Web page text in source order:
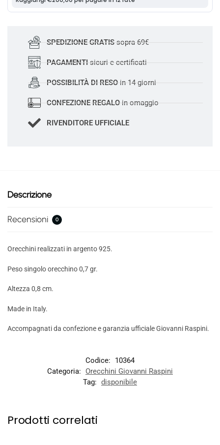
SPEDIZIONE GRATISsopra 69€
PAGAMENTI sicuri e certificati
POSSIBILITÀ DI RESO in 14 giorni
CONFEZIONE REGALOin omaggio
RIVENDITORE UFFICIALE
Descrizione
Recensioni 0
Orecchini realizzati in argento 925.
Peso singolo orecchino 0,7 gr.
Altezza 0,8 cm.
Made in Italy.
Accompagnati da confezione e garanzia ufficiale Giovanni Raspini.
Codice:
10364
Categoria:
Orecchini Giovanni Raspini
Tag: disponibile
Prodotti correlati